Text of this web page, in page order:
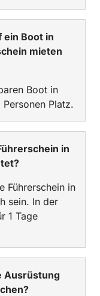
ein Boot in
mieten
Boot in
Platz.
in
Führerschein in
sein. In der
1 Tage
Ausrüstung